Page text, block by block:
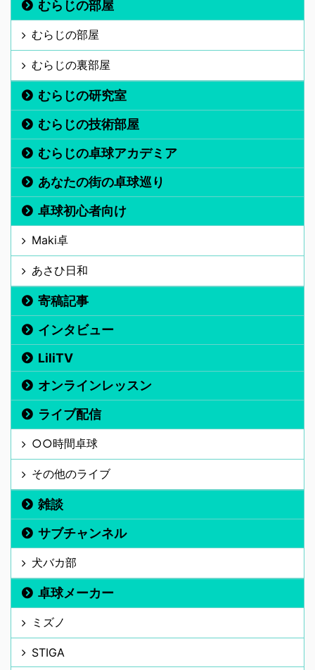
むらじの部屋
むらじの部屋
むらじの裏部屋
むらじの研究室
むらじの技術部屋
むらじの卓球アカデミア
あなたの街の卓球巡り
卓球初心者向け
Maki卓
あさひ日和
寄稿記事
インタビュー
LiliTV
オンラインレッスン
ライブ配信
○○時間卓球
その他のライブ
雑談
サブチャンネル
犬バカ部
卓球メーカー
ミズノ
STIGA